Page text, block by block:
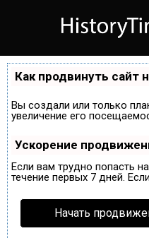
Как продвинуть сайт
Вы создали или только
увеличение его
Ускорение
Если вам трудно попасть
течение первых 7 дней.
Начать